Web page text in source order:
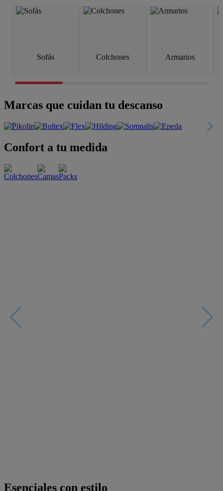
Sofás Colchones Armarios
Marcas que cuidan tu descanso
Confort a tu medida
Esenciales con estilo